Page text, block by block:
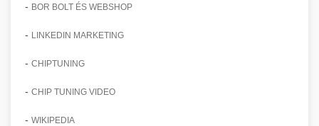
- BOR BOLT ÉS WEBSHOP
- LINKEDIN MARKETING
- CHIPTUNING
- CHIP TUNING VIDEO
- WIKIPEDIA